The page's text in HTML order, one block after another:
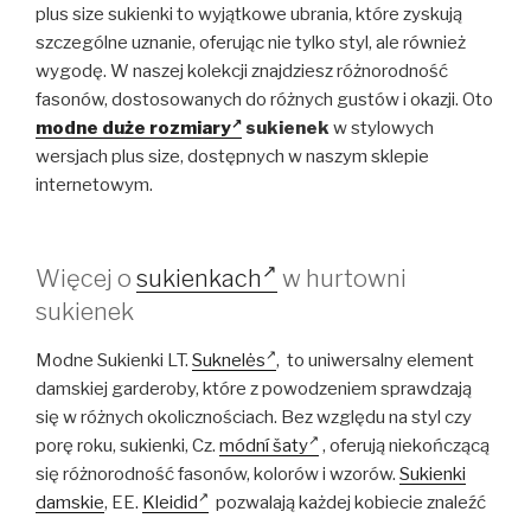
plus size sukienki to wyjątkowe ubrania, które zyskują
szczególne uznanie, oferując nie tylko styl, ale również
wygodę. W naszej kolekcji znajdziesz różnorodność
fasonów, dostosowanych do różnych gustów i okazji. Oto
modne duże rozmiary
sukienekw stylowych
wersjach plus size, dostępnych w naszym sklepie
internetowym.
Więcej o sukienkach
w hurtowni
sukienek
Modne Sukienki LT. Suknelės , to uniwersalny element
damskiej garderoby, które z powodzeniem sprawdzają
się w różnych okolicznościach. Bez względu na styl czy
porę roku, sukienki, Cz. módní šaty
, oferują niekończącą
się różnorodność fasonów, kolorów i wzorów. Sukienki
damskie, EE. Kleidid
pozwalają każdej kobiecie znaleźć